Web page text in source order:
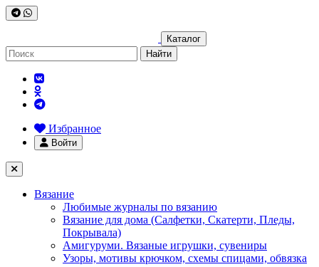
Каталог
Найти
Избранное
Войти
Вязание
Любимые журналы по вязанию
Вязание для дома (Салфетки, Скатерти, Пледы,
Покрывала)
Амигуруми. Вязаные игрушки, сувениры
Узоры, мотивы крючком, схемы спицами, обвязка